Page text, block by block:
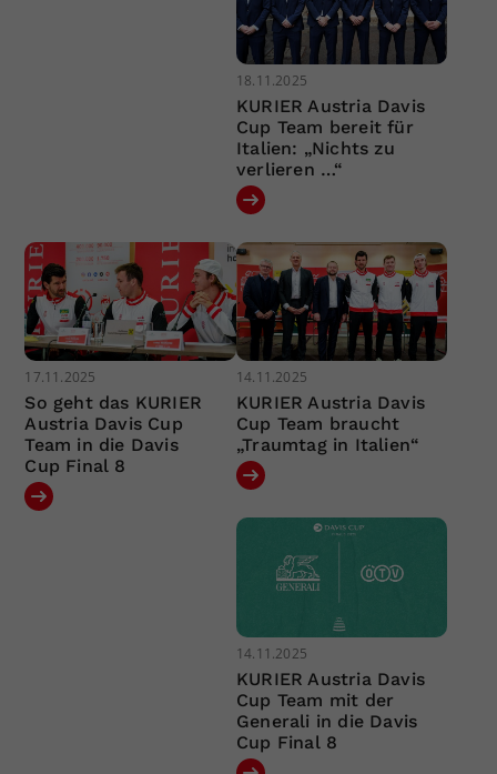
18.11.2025
KURIER Austria Davis
Cup Team bereit für
Italien: „Nichts zu
verlieren …“
17.11.2025
So geht das KURIER
Austria Davis Cup
Team in die Davis
Cup Final 8
14.11.2025
KURIER Austria Davis
Cup Team braucht
„Traumtag in Italien“
14.11.2025
KURIER Austria Davis
Cup Team mit der
Generali in die Davis
Cup Final 8